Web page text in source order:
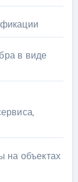
в виде
на объектах